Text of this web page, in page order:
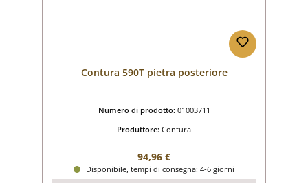
Contura 590T pietra posteriore
Numero di prodotto: 01003711
Produttore: Contura
Prezzo normale:
94,96 €
Disponibile, tempi di consegna: 4-6 giorni